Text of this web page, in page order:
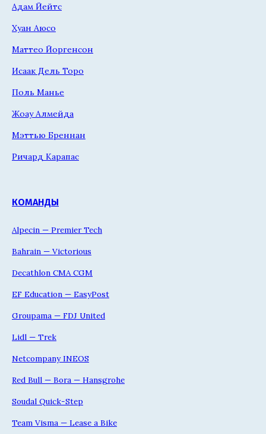
Адам Йейтс
Хуан Аюсо
Маттео Йоргенсон
Исаак Дель Торо
Поль Манье
Жоау Алмейда
Мэттью Бреннан
Ричард Карапас
КОМАНДЫ
Alpecin — Premier Tech
Bahrain — Victorious
Decathlon CMA CGM
EF Education — EasyPost
Groupama — FDJ United
Lidl — Trek
Netcompany INEOS
Red Bull — Bora — Hansgrohe
Soudal Quick-Step
Team Visma — Lease a Bike